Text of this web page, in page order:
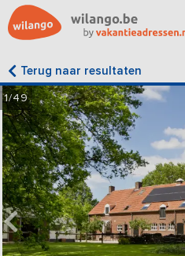
Terug naar resultaten
1/49